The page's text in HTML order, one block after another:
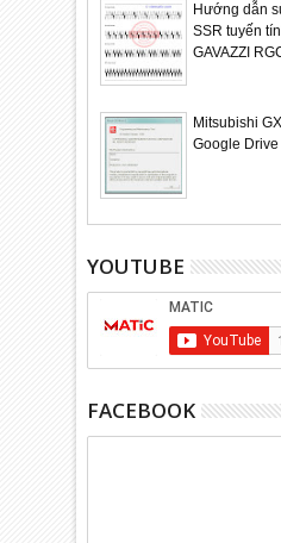
Hướng dẫn
SSR tuyến
GAVAZZI
Mitsubishi
Google Drive
YOUTUBE
FACEBOOK